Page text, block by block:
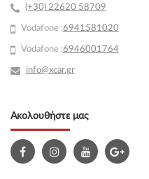
(+30) 22620 58709
Vodafone :6941581020
Vodafone :6946001764
info@xcar.gr
Ακολουθήστε μας